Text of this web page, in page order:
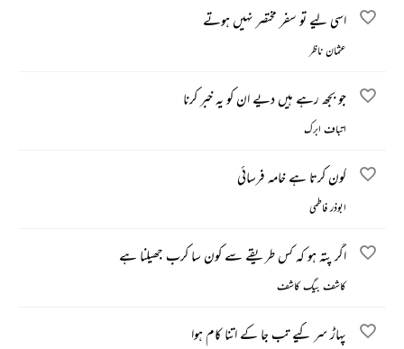
اسی لیے تو سفر مختصر نہیں ہوتے
عثمان ناظر
جو بجھ رہے ہیں دیے ان کو یہ خبر کرنا
اتباف ابرک
کون کرتا ہے خامہ فرسائی
ابوذر فاطمی
اگر پتہ ہو کہ کس طریقے سے کون سا کرب جھیلنا ہے
کاشف بیگ کاشف
پہاڑ سر کیے تب جا کے اتنا کام ہوا